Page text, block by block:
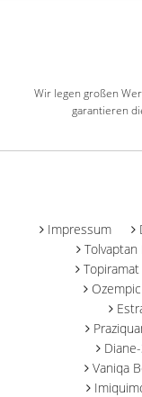
Wir legen großen
garantieren
Impressum
Vaniqa